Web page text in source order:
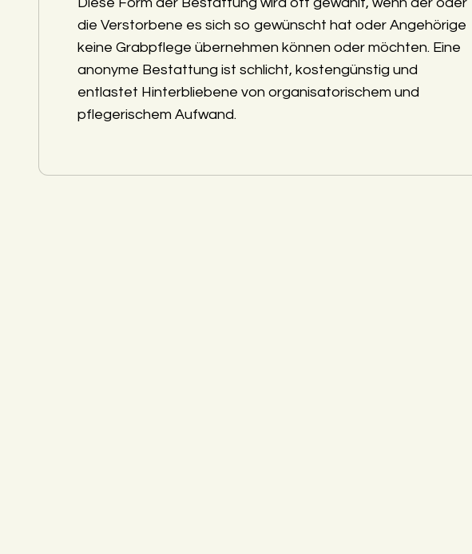
die Verstorbene es sich so gewünscht hat oder Angehörige
keine Grabpflege übernehmen können oder möchten. Eine
anonyme Bestattung ist schlicht, kostengünstig und
entlastet Hinterbliebene von organisatorischem und
pflegerischem Aufwand.